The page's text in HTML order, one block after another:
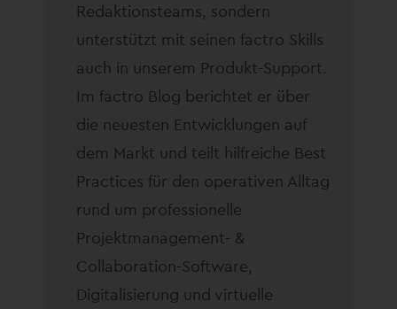
Redaktionsteams, sondern
unterstützt mit seinen factro Skills
auch in unserem Produkt-Support.
Im factro Blog berichtet er über
die neuesten Entwicklungen auf
dem Markt und teilt hilfreiche Best
Practices für den operativen Alltag
rund um professionelle
Projektmanagement- &
Collaboration-Software,
Digitalisierung und virtuelle